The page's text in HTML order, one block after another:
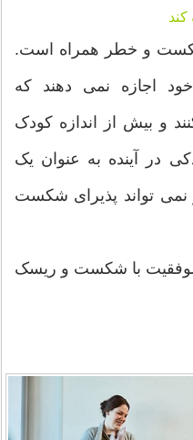
و خطر همراه است.
اجازه نمی دهند که
و بیش از اندازه کودک
در آینده به عنوان یک
تواند پذیرای شکست
موفقیت با شکست و ریسک